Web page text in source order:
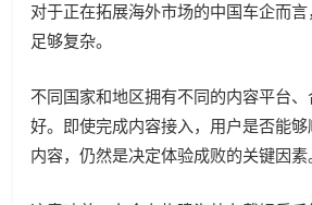
对于正在拓展海外市场的中国车企而
足够复杂。
不同国家和地区拥有不同的内容平台
好。即使完成内容接入，用户是否能
内容，仍然是决定体验成败的关键因素